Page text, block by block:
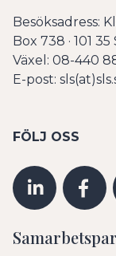
Besöksadress:
Box 738 · 101
Växel: 08-440
E-post:
FÖLJ OSS